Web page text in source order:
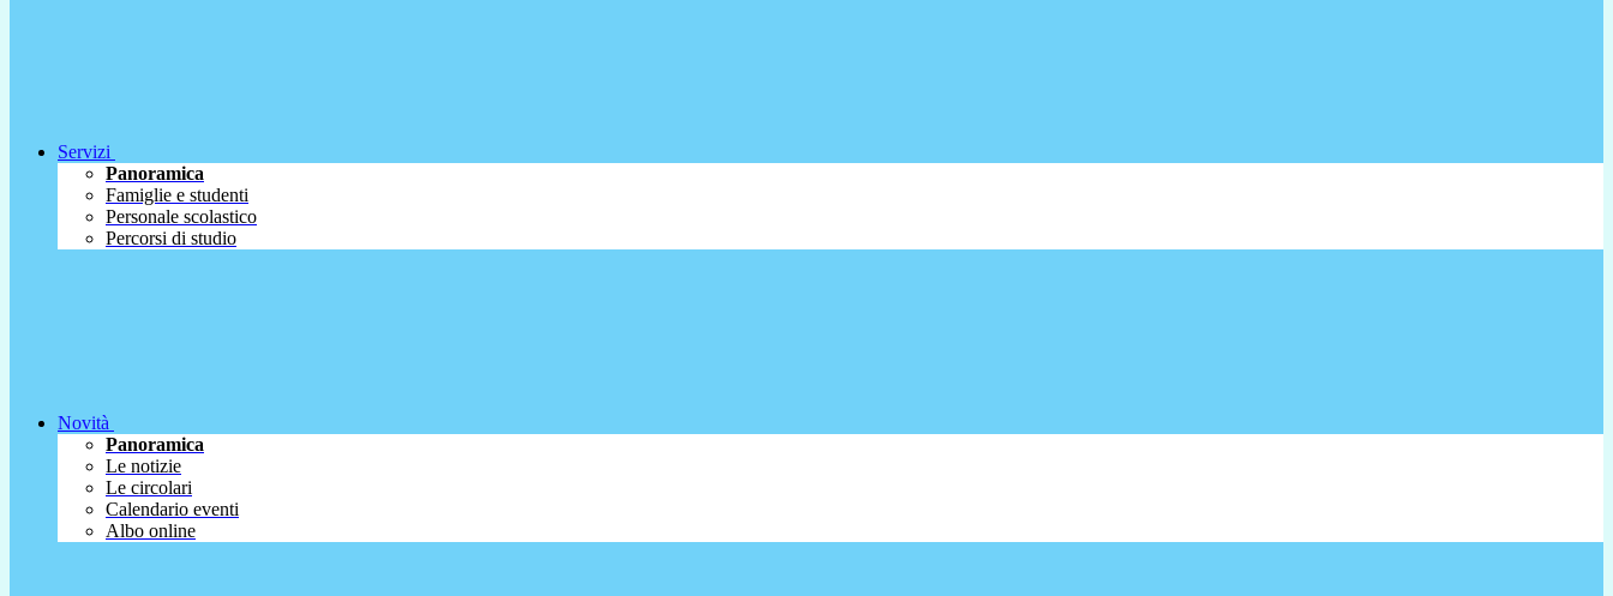
Servizi
Panoramica
Famiglie e studenti
Personale scolastico
Percorsi di studio
Novità
Panoramica
Le notizie
Le circolari
Calendario eventi
Albo online